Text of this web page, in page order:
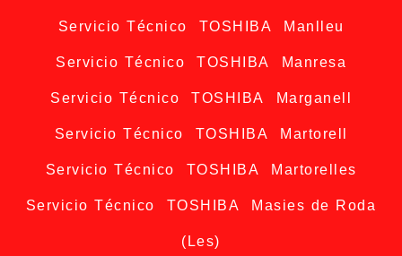
Servicio Técnico TOSHIBA Manlleu
Servicio Técnico TOSHIBA Manresa
Servicio Técnico TOSHIBA Marganell
Servicio Técnico TOSHIBA Martorell
Servicio Técnico TOSHIBA Martorelles
Servicio Técnico TOSHIBA Masies de Roda
(Les)